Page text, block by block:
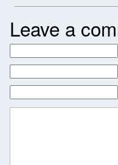
Leave a